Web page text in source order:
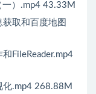
一）.mp4 43.33M
取和百度地图
FileReader.mp4
化.mp4 268.88M